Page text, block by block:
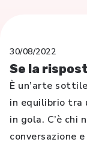
30/08/2022
Se la
È un’arte
in equilibrio tra
in gola. C’è chi
conversazione